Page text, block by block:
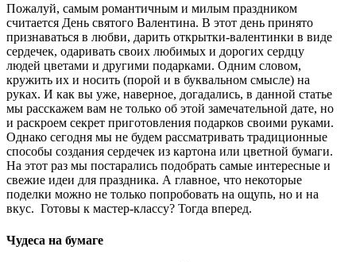
Пожалуй, самым романтичным и милым праздником
считается День святого Валентина. В этот день принято
признаваться в любви, дарить открытки-валентинки в виде
сердечек, одаривать своих любимых и дорогих сердцу
людей цветами и другими подарками. Одним словом,
кружить их и носить (порой и в буквальном смысле) на
руках. И как вы уже, наверное, догадались, в данной статье
мы расскажем вам не только об этой замечательной дате, но
и раскроем секрет приготовления подарков своими руками.
Однако сегодня мы не будем рассматривать традиционные
способы создания сердечек из картона или цветной бумаги.
На этот раз мы постарались подобрать самые интересные и
свежие идеи для праздника. А главное, что некоторые
поделки можно не только попробовать на ощупь, но и на
вкус. Готовы к мастер-классу? Тогда вперед.
Чудеса на бумаге